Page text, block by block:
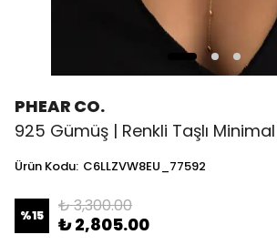
PHEAR CO.
925 Gümüş | Renkli Taşlı Minimal
Ürün Kodu: C6LLZVW8EU_77592
%15 ₺ 3,300.00
₺ 2,805.00